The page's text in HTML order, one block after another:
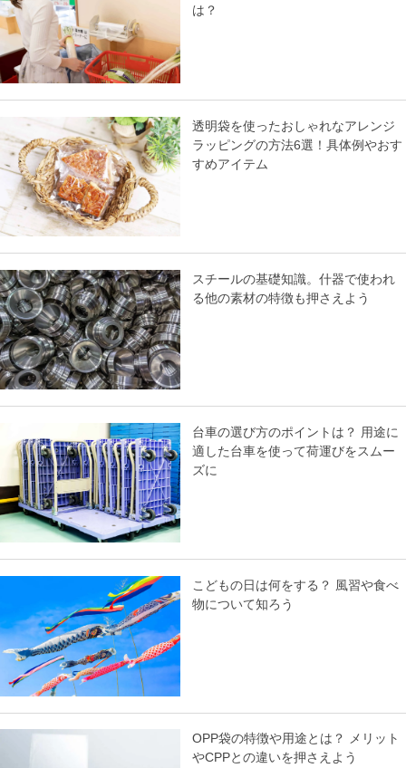
は？
透明袋を使ったおしゃれなアレンジ
ラッピングの方法6選！具体例やおす
すめアイテム
スチールの基礎知識。什器で使われ
る他の素材の特徴も押さえよう
台車の選び方のポイントは？ 用途に
適した台車を使って荷運びをスムー
ズに
こどもの日は何をする？ 風習や食べ
物について知ろう
OPP袋の特徴や用途とは？ メリット
やCPPとの違いを押さえよう